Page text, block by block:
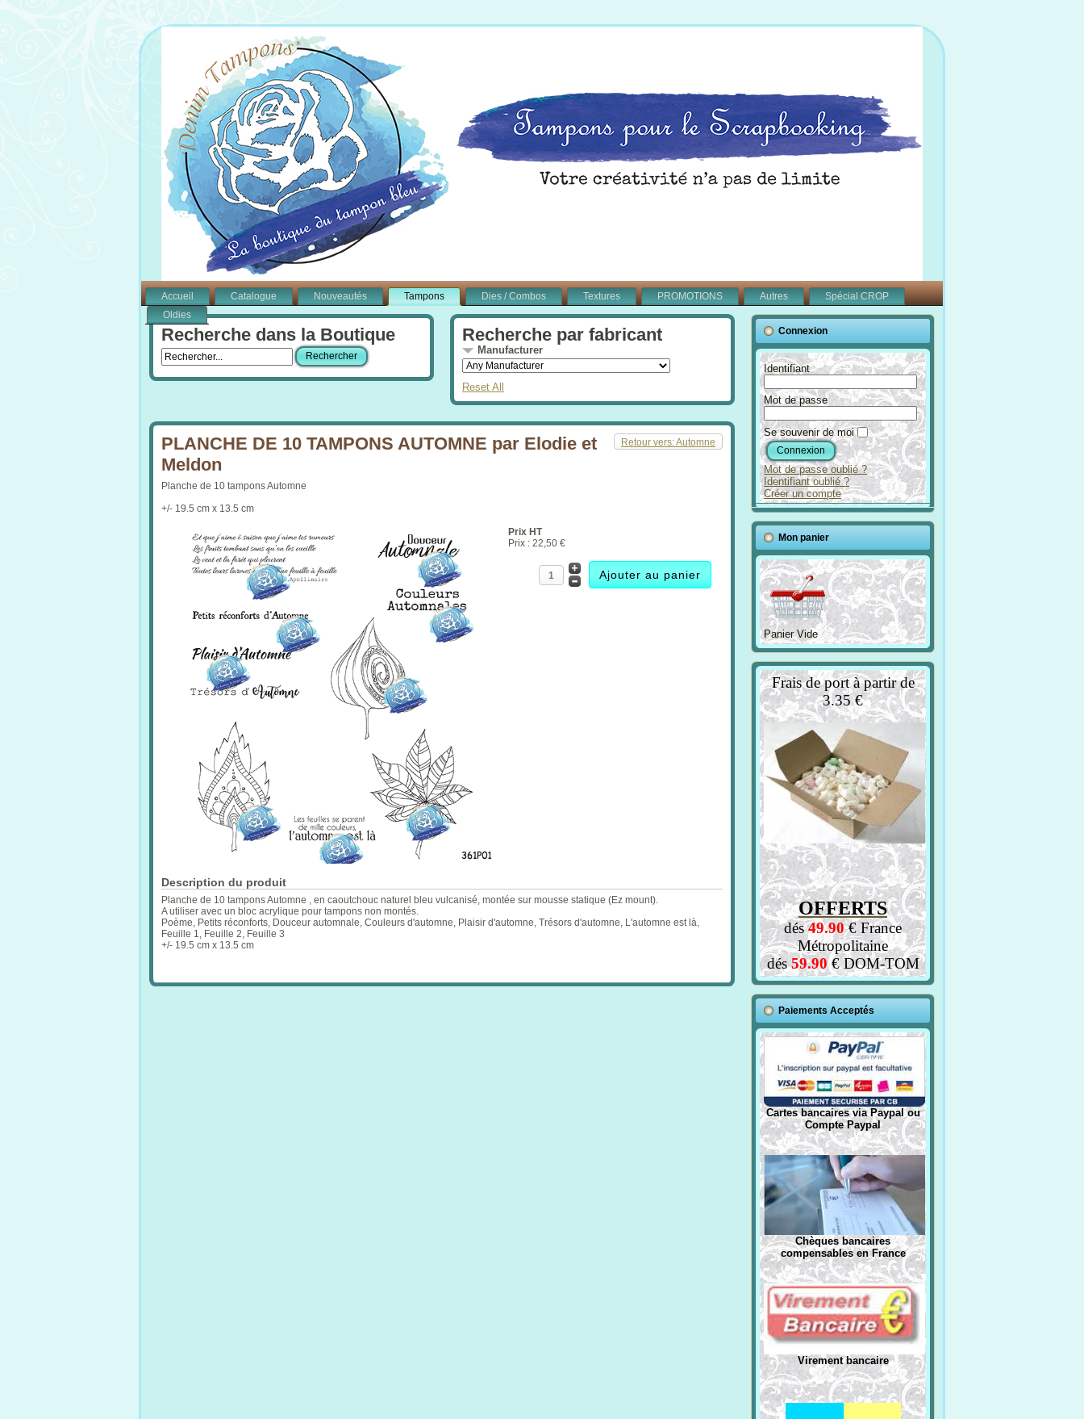
Accueil Catalogue Nouveautés Tampons Dies / Combos Textures PROMOTIONS Autres
Spécial CROP
Oldies
Recherche dans la Boutique Recherche par fabricant
Manufacturer
Reset All
Retour vers: Automne
PLANCHE DE 10 TAMPONS AUTOMNE par Elodie et
Meldon
Planche de 10 tampons Automne
+/- 19.5 cm x 13.5 cm
Prix HT
Prix : 22,50 €
Description du produit
Planche de 10 tampons Automne , en caoutchouc naturel bleu vulcanisé, montée sur mousse statique (Ez mount).
A utiliser avec un bloc acrylique pour tampons non montés.
Poème, Petits réconforts, Douceur automnale, Couleurs d'automne, Plaisir d'automne, Trésors d'automne, L'automne est là,
Feuille 1, Feuille 2, Feuille 3
+/- 19.5 cm x 13.5 cm
Connexion
Identifiant
Mot de passe
Se souvenir de moi
Mot de passe oublié ?
Identifiant oublié ?
Créer un compte
Mon panier
Panier Vide
Frais de port à partir de
3.35 €
OFFERTS
dés49.90€ France
Métropolitaine
dés59.90€ DOM-TOM
Paiements Acceptés
Cartes bancaires via Paypal ou
Compte Paypal
Chèques bancaires
compensables en France
Virement bancaire